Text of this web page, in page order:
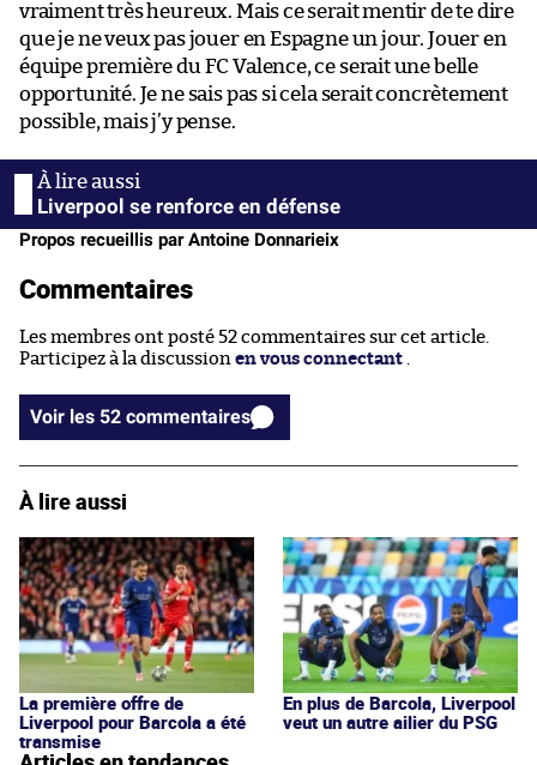
vraiment très heureux. Mais ce serait mentir de te dire
que je ne veux pas jouer en Espagne un jour. Jouer en
équipe première du FC Valence, ce serait une belle
opportunité. Je ne sais pas si cela serait concrètement
possible, mais j’y pense.
Liverpool se renforce en défense
Propos recueillis par Antoine Donnarieix
Commentaires
Les membres ont posté 52 commentaires sur cet article.
Participez à la discussion en vous connectant .
Voir les 52 commentaires
À lire aussi
La première offre de
Liverpool pour Barcola a été
transmise
En plus de Barcola, Liverpool
veut un autre ailier du PSG